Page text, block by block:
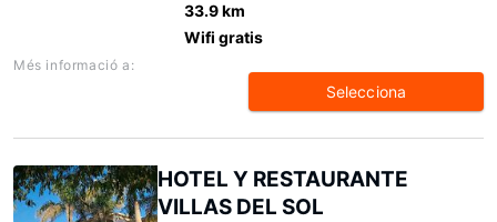
33.9 km
Wifi gratis
Més informació a:
Selecciona
HOTEL Y RESTAURANTE
VILLAS DEL SOL